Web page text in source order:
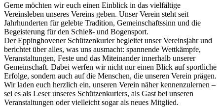
Gerne möchten wir euch einen Einblick in das vielfältige
Vereinsleben unseres Vereins geben. Unser Verein steht seit
Jahrhunderten für gelebte Tradition, Gemeinschaftssinn und die
Begeisterung für den Schieß- und Bogensport.
Der Eppinghovener Schützenkurier begleitet unser Vereinsjahr und
berichtet über alles, was uns ausmacht: spannende Wettkämpfe,
Veranstaltungen, Feste und das Miteinander innerhalb unserer
Gemeinschaft. Dabei werfen wir nicht nur einen Blick auf sportliche
Erfolge, sondern auch auf die Menschen, die unseren Verein prägen.
Wir laden euch herzlich ein, unseren Verein näher kennenzulernen –
sei es als Leser unseres Schützenkuriers, als Gast bei unseren
Veranstaltungen oder vielleicht sogar als neues Mitglied.